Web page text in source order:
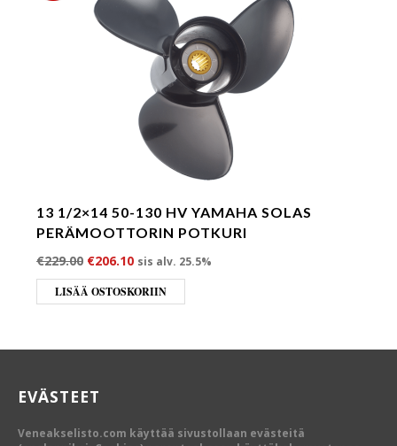
13 1/2×14 50-130 HV YAMAHA SOLAS
PERÄMOOTTORIN POTKURI
€229.00 Alkuperäinen hinta oli: €229.00.
€206.10Nykyinen hinta on: €206.10.
sis alv. 25.5%
LISÄÄ OSTOSKORIIN
EVÄSTEET
Veneakselisto.com käyttää sivustollaan evästeitä